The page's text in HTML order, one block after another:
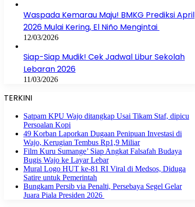
Waspada Kemarau Maju! BMKG Prediksi April
2026 Mulai Kering, El Niño Mengintai
12/03/2026
Siap-Siap Mudik! Cek Jadwal Libur Sekolah
Lebaran 2026
11/03/2026
TERKINI
Satpam KPU Wajo ditangkap Usai Tikam Staf, dipicu
Persoalan Kopi
49 Korban Laporkan Dugaan Penipuan Investasi di
Wajo, Kerugian Tembus Rp1,9 Miliar
Film Kuru Sumange’ Siap Angkat Falsafah Budaya
Bugis Wajo ke Layar Lebar
Mural Logo HUT ke-81 RI Viral di Medsos, Diduga
Satire untuk Pemerintah
Bungkam Persib via Penalti, Persebaya Segel Gelar
Juara Piala Presiden 2026